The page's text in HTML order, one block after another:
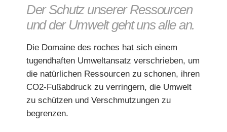
Der Schutz unserer Ressourcen
und der Umwelt geht uns alle an.
Die Domaine des roches hat sich einem
tugendhaften Umweltansatz verschrieben, um
die natürlichen Ressourcen zu schonen, ihren
CO2-Fußabdruck zu verringern, die Umwelt
zu schützen und Verschmutzungen zu
begrenzen.